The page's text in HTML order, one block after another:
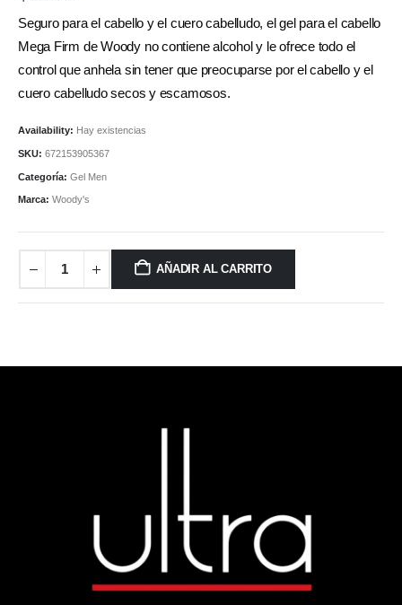
Seguro para el cabello y el cuero cabelludo, el gel para el cabello
Mega Firm de Woody no contiene alcohol y le ofrece todo el
control que anhela sin tener que preocuparse por el cabello y el
cuero cabelludo secos y escamosos.
Availability: Hay existencias
SKU: 672153905367
Categoría: Gel Men
Marca: Woody's
AÑADIR AL CARRITO